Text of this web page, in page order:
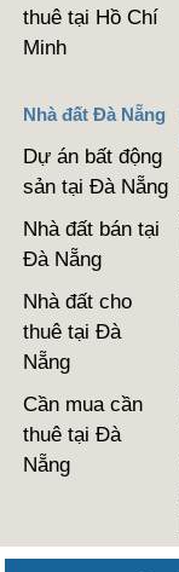
thuê tại Hồ Chí
Minh
Nhà đất Đà Nẵng
Dự án bất động
sản tại Đà Nẵng
Nhà đất bán tại
Đà Nẵng
Nhà đất cho
thuê tại Đà
Nẵng
Cần mua cần
thuê tại Đà
Nẵng